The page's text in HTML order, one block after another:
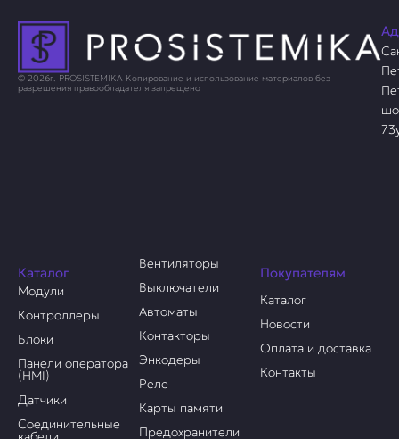
© 2026г. PROSISTEMIKA Копирование и использование материалов без
разрешения правообладателя запрещено
Каталог
Модули
Контроллеры
Блоки
Панели оператора
(HMI)
Датчики
Соединительные
Вентиляторы
Выключатели
Автоматы
Контакторы
Энкодеры
Реле
Карты памяти
Предохранители
Покупателям
Каталог
Новости
Оплата и доставка
Контакты